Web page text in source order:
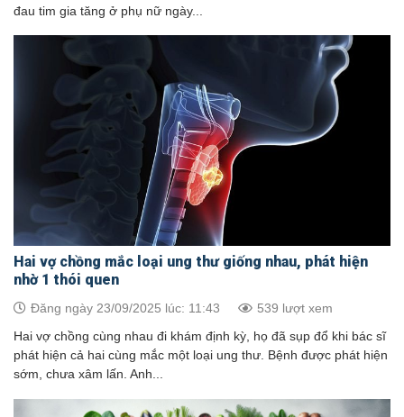
đau tim gia tăng ở phụ nữ ngày...
Hai vợ chồng mắc loại ung thư giống nhau, phát hiện
nhờ 1 thói quen
Đăng ngày 23/09/2025 lúc: 11:43 539 lượt xem
Hai vợ chồng cùng nhau đi khám định kỳ, họ đã sụp đổ khi bác sĩ
phát hiện cả hai cùng mắc một loại ung thư. Bệnh được phát hiện
sớm, chưa xâm lấn. Anh...